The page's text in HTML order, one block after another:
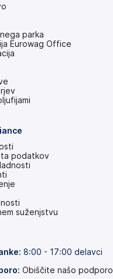
parka
Eurowag Office
podatkov
suženjstvu
8:00 - 17:00 delavci
Obiščite našo podporo